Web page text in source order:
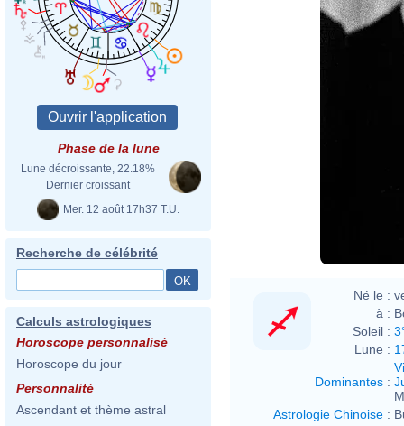
Phase de la lune
Lune décroissante, 22.18%
Dernier croissant
Mer. 12 août 17h37 T.U.
Recherche de célébrité
Calculs astrologiques
Horoscope personnalisé
Horoscope du jour
Personnalité
Ascendant et thème astral
Né le :
à :
Soleil :
Lune :
Dominantes :
Astrologie Chinoise :